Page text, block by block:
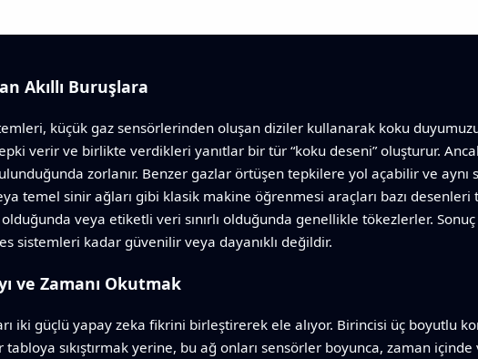
Akıllı Buruşlara
küçük gaz sensörlerinden oluşan diziler kullanarak koku
verir ve birlikte verdikleri yanıtlar bir tür “koku deseni” oluşturur.
zorlanır. Benzer gazlar örtüşen tepkilere yol açabilir ve
temel sinir ağları gibi klasik makine öğrenmesi araçları bazı
olduğunda veya etiketli veri sınırlı olduğunda genellikle tökezlerler.
sistemleri kadar güvenilir veya dayanıklı değildir.
ve Zamanı Okutmak
iki güçlü yapay zeka fikrini birleştirerek ele alıyor. Birincisi üç boyutlu
tabloya sıkıştırmak yerine, bu ağ onları sensörler boyunca, zaman